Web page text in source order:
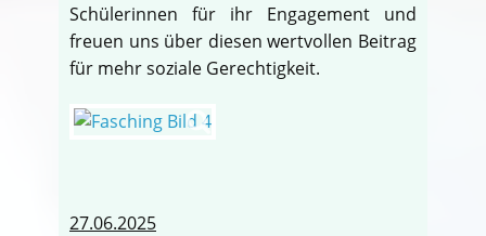
Schülerinnen für ihr Engagement und
freuen uns über diesen wertvollen Beitrag
für mehr soziale Gerechtigkeit.
27.06.2025